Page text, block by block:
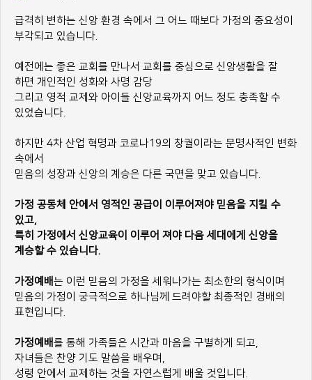
급격히 변하는 신앙 환경 속에서 그 어느 때보다 가정의 중요성이
부각되고 있습니다.
예전에는 좋은 교회를 만나서 교회를 중심으로 신앙생활을 잘
하면 개인적인 성화와 사명 감당
그리고 영적 교제와 아이들 신앙교육까지 어느 정도 충족할 수
있었습니다.
하지만 4차 산업 혁명과 코로나19의 창궐이라는 문명사적인 변화
속에서
믿음의 성장과 신앙의 계승은 다른 국면을 맞고 있습니다.
가정 공동체 안에서 영적인 공급이 이루어져야 믿음을 지킬 수
있고,
특히 가정에서 신앙교육이 이루어 져야 다음 세대에게 신앙을
계승할 수 있습니다.
가정예배는 이런 믿음의 가정을 세워나가는 최소한의 형식이며
믿음의 가정이 궁극적으로 하나님께 드려야할 최종적인 경배의
표현입니다.
가정예배를 통해 가족들은 시간과 마음을 구별하게 되고,
자녀들은 찬양 기도 말씀을 배우며,
성령 안에서 교제하는 것을 자연스럽게 배울 것입니다.